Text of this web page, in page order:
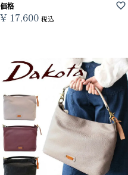
価格
¥ 17,600 税込